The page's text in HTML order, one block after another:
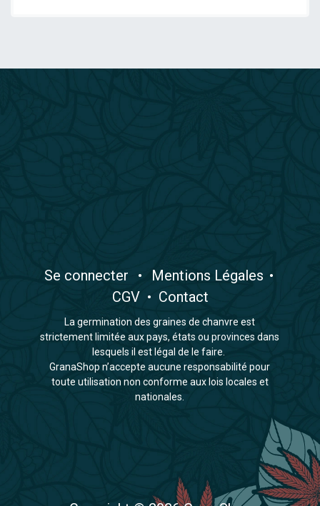
​Se connecter • ​Mentions Légales •
CGV• Contact
La germination des graines de chanvre est
strictement limitée aux pays, états ou provinces dans
lesquels il est légal de le faire.
GranaShop n’accepte aucune responsabilité pour
toute utilisation non conforme aux lois locales et
nationales.